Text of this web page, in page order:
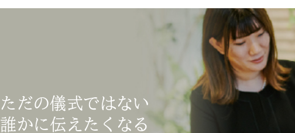
ただの儀式ではない
誰かに伝えたくなる